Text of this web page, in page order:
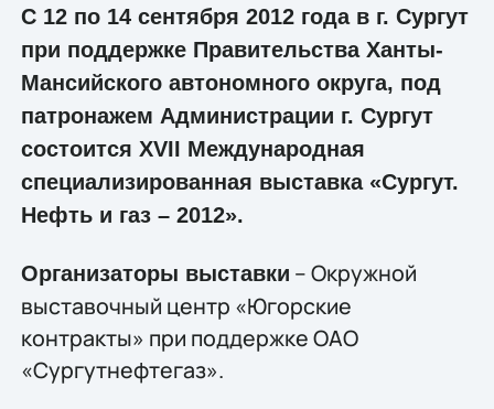
С 12 по 14 сентября 2012 года в г. Сургут
при поддержке Правительства Ханты-
Мансийского автономного округа, под
патронажем Администрации г. Сургут
состоится XVII Международная
специализированная выставка «Сургут.
Нефть и газ – 2012».
Организаторы выставки – Окружной
выставочный центр «Югорские
контракты» при поддержке ОАО
«Сургутнефтегаз».